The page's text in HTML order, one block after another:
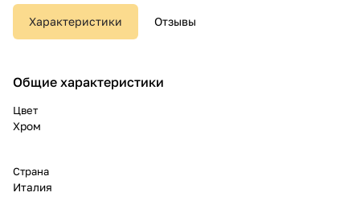
Характеристики Отзывы
Общие характеристики
Цвет
Хром
Страна
Италия